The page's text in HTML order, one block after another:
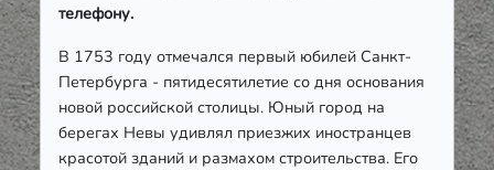
телефону.
В 1753 году отмечался первый юбилей Санкт-
Петербурга - пятидесятилетие со дня основания
новой российской столицы. Юный город на
берегах Невы удивлял приезжих иностранцев
красотой зданий и размахом строительства. Его